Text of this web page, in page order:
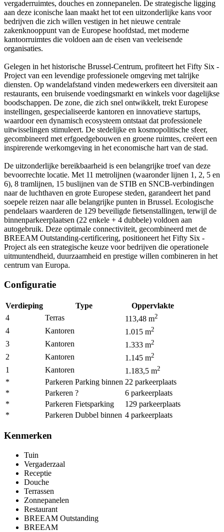
vergaderruimtes, douches en zonnepanelen. De strategische ligging
aan deze iconische laan maakt het tot een uitzonderlijke kans voor
bedrijven die zich willen vestigen in het nieuwe centrale
zakenknooppunt van de Europese hoofdstad, met moderne
kantoorruimtes die voldoen aan de eisen van veeleisende
organisaties.
Gelegen in het historische Brussel-Centrum, profiteert het Fifty Six -
Project van een levendige professionele omgeving met talrijke
diensten. Op wandelafstand vinden medewerkers een diversiteit aan
restaurants, een bruisende voedingsmarkt en winkels voor dagelijkse
boodschappen. De zone, die zich snel ontwikkelt, trekt Europese
instellingen, gespecialiseerde kantoren en innovatieve startups,
waardoor een dynamisch ecosysteem ontstaat dat professionele
uitwisselingen stimuleert. De stedelijke en kosmopolitische sfeer,
gecombineerd met erfgoedgebouwen en groene ruimtes, creëert een
inspirerende werkomgeving in het economische hart van de stad.
De uitzonderlijke bereikbaarheid is een belangrijke troef van deze
bevoorrechte locatie. Met 11 metrolijnen (waaronder lijnen 1, 2, 5 en
6), 8 tramlijnen, 15 buslijnen van de STIB en SNCB-verbindingen
naar de luchthaven en grote Europese steden, garandeert het pand
soepele reizen naar alle belangrijke punten in Brussel. Ecologische
pendelaars waarderen de 129 beveiligde fietsenstallingen, terwijl de
binnenparkeerplaatsen (22 enkele + 4 dubbele) voldoen aan
autogebruik. Deze optimale connectiviteit, gecombineerd met de
BREEAM Outstanding-certificering, positioneert het Fifty Six -
Project als een strategische keuze voor bedrijven die operationele
uitmuntendheid, duurzaamheid en prestige willen combineren in het
centrum van Europa.
Configuratie
Verdieping Type
Oppervlakte
4
Terras 113,48 m2
4 Kantoren 1.015 m2
3 Kantoren 1.333 m2
2 Kantoren 1.145 m2
1 Kantoren 1.183,5 m2
* Parkeren Parking binnen 22 parkeerplaats
*
Parkeren ? 6 parkeerplaats
*
Parkeren Fietsparking 129 parkeerplaats
*
Parkeren Dubbel binnen 4 parkeerplaats
Kenmerken
Tuin
Vergaderzaal
Receptie
Douche
Terrassen
Zonnepanelen
Restaurant
BREEAM Outstanding
BREEAM